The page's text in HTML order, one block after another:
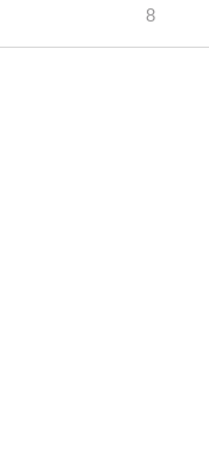
8